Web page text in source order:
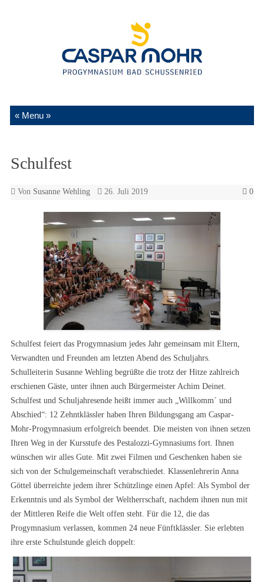
Zum Inhalt springen
Schulfest
Von Susanne Wehling 26. Juli 2019 0
Schulfest feiert das Progymnasium jedes Jahr gemeinsam mit Eltern,
Verwandten und Freunden am letzten Abend des Schuljahrs.
Schulleiterin Susanne Wehling begrüßte die trotz der Hitze zahlreich
erschienen Gäste, unter ihnen auch Bürgermeister Achim Deinet.
Schulfest und Schuljahresende heißt immer auch „Willkomm´ und
Abschied“: 12 Zehntklässler haben Ihren Bildungsgang am Caspar-
Mohr-Progymnasium erfolgreich beendet. Die meisten von ihnen setzen
Ihren Weg in der Kursstufe des Pestalozzi-Gymnasiums fort. Ihnen
wünschen wir alles Gute. Mit zwei Filmen und Geschenken haben sie
sich von der Schulgemeinschaft verabschiedet. Klassenlehrerin Anna
Göttel überreichte jedem ihrer Schützlinge einen Apfel: Als Symbol der
Erkenntnis und als Symbol der Weltherrschaft, nachdem ihnen nun mit
der Mittleren Reife die Welt offen steht. Für die 12, die das
Progymnasium verlassen, kommen 24 neue Fünftklässler. Sie erlebten
ihre erste Schulstunde gleich doppelt: